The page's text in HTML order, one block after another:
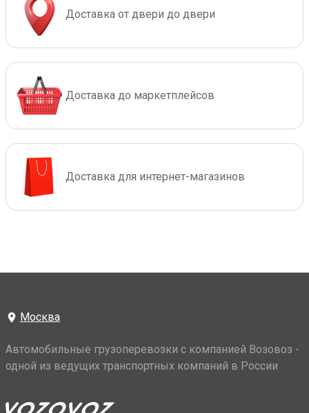
Доставка от двери до двери
Доставка до маркетплейсов
Доставка для интернет-магазинов
Москва
Автомобильные грузоперевозки с компанией Возовоз -
одной из ведущих транспортных компаний в России